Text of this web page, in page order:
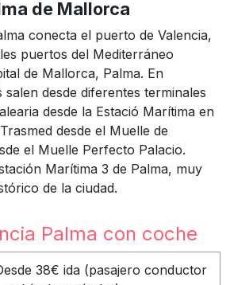
de Mallorca
conecta el puerto de Valencia,
puertos del Mediterráneo
de Mallorca, Palma. En
desde diferentes terminales
desde la Estació Marítima en
desde el Muelle de
el Muelle Perfecto Palacio.
Marítima 3 de Palma, muy
de la ciudad.
Palma con coche
38€ ida (pasajero conductor